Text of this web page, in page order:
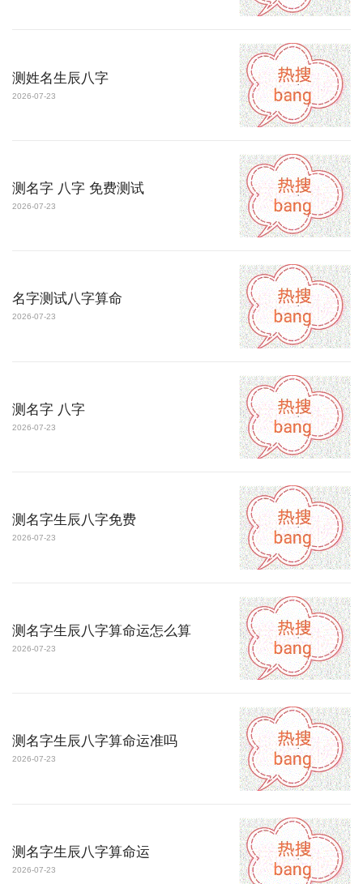
测姓名生辰八字
2026-07-23
测名字 八字 免费测试
2026-07-23
名字测试八字算命
2026-07-23
测名字 八字
2026-07-23
测名字生辰八字免费
2026-07-23
测名字生辰八字算命运怎么算
2026-07-23
测名字生辰八字算命运准吗
2026-07-23
测名字生辰八字算命运
2026-07-23